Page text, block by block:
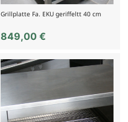
Grillplatte Fa. EKU geriffeltt 40 cm
849,00€